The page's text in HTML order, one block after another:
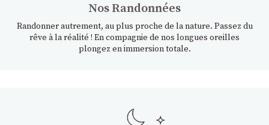
Nos Randonnées
Randonner autrement, au plus proche de la nature. Passez du
rêve à la réalité ! En compagnie de nos longues oreilles
plongez en immersion totale.